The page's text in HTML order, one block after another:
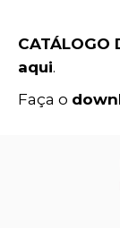
CATÁLOGO
aqui.
Faça o